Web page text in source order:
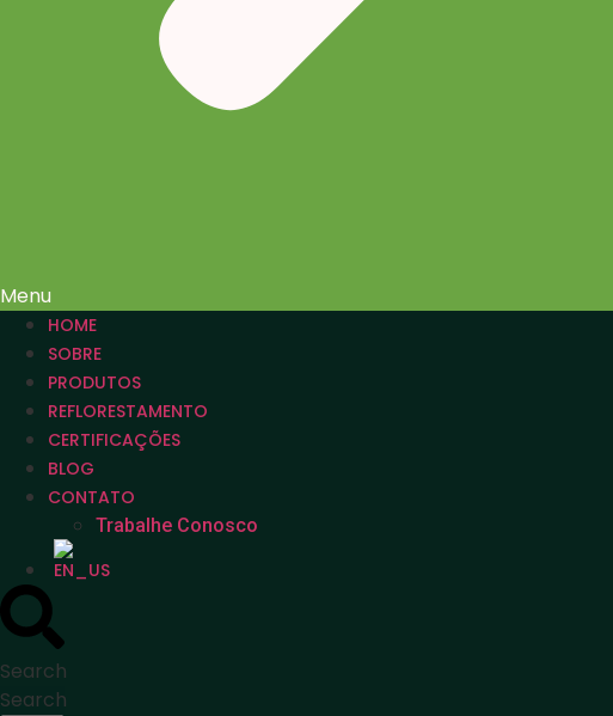
Menu
HOME
SOBRE
PRODUTOS
REFLORESTAMENTO
CERTIFICAÇÕES
BLOG
CONTATO
Trabalhe Conosco
Search
Search